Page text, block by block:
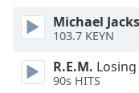
Text
Color
Michael
103.7 KEYN
R.E.M.
90s HITS